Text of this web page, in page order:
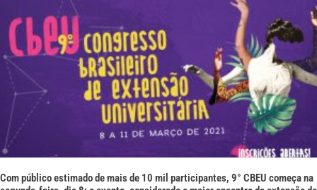
Com público estimado de mais de 10 mil participantes, 9° CBEU começa na